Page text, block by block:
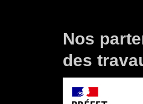
Nos
des